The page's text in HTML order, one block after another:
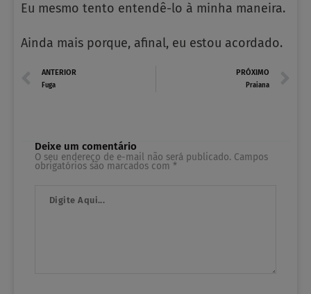
Eu mesmo tento entendê-lo à minha maneira.
Ainda mais porque, afinal, eu estou acordado.
Prev
ANTERIOR
Fuga
PRÓXIMO
Praiana
Deixe um comentário
O seu endereço de e-mail não será publicado. Campos
obrigatórios são marcados com *
Aqui...